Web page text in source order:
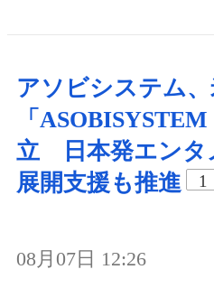
アソビシステム
「
立 日本発エンタ
展開支援も推進
1
08月07日 12:26